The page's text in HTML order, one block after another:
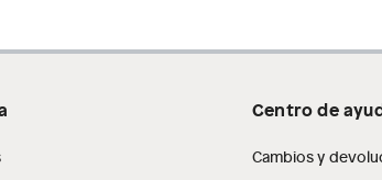
Centro de
Cambios y